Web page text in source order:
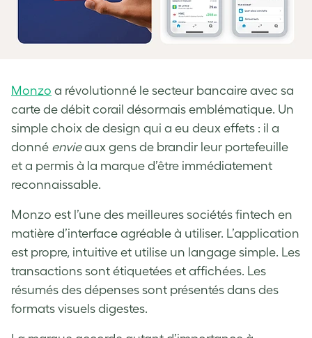
Monzo a révolutionné le secteur bancaire avec sa
carte de débit corail désormais emblématique. Un
simple choix de design qui a eu deux effets : il a
donné envieaux gens de brandir leur portefeuille
et a permis à la marque d’être immédiatement
reconnaissable.
Monzo est l’une des meilleures sociétés fintech en
matière d’interface agréable à utiliser. L’application
est propre, intuitive et utilise un langage simple. Les
transactions sont étiquetées et affichées. Les
résumés des dépenses sont présentés dans des
formats visuels digestes.